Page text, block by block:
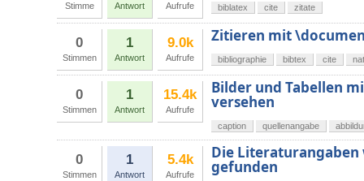
Stimme Antwort Aufrufe biblatex cite zitate
0
Stimmen
1
Antwort
9.0k
Aufrufe
Zitieren mit
bibliographie bibtex cite
0
Stimmen
1
Antwort
15.4k
Aufrufe
Bilder und Tabellen
versehen
caption quellenangabe
0
Stimmen
1
Antwort
5.4k
Aufrufe
Die
gefunden